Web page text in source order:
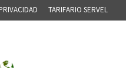
TARIFARIO SERVEL